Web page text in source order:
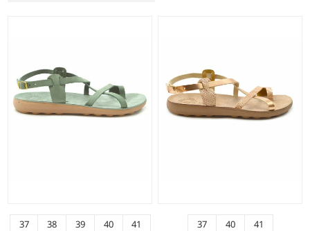
37 38 39 40
41
37 40
41